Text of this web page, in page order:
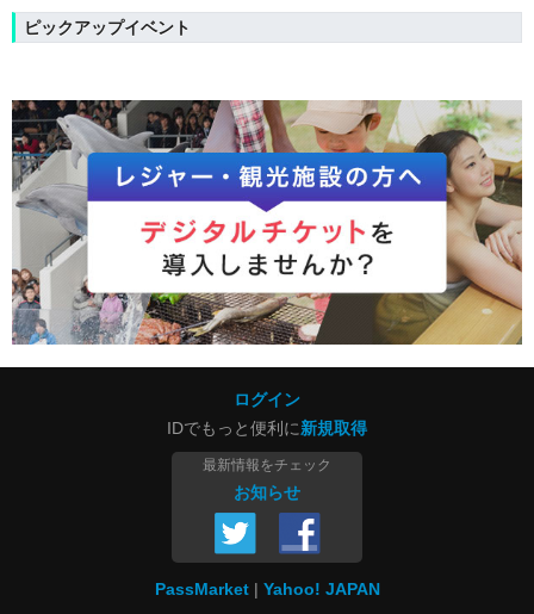
ピックアップイベント
ログイン
IDでもっと便利に新規取得
最新情報をチェック
お知らせ
PassMarket Yahoo! JAPAN